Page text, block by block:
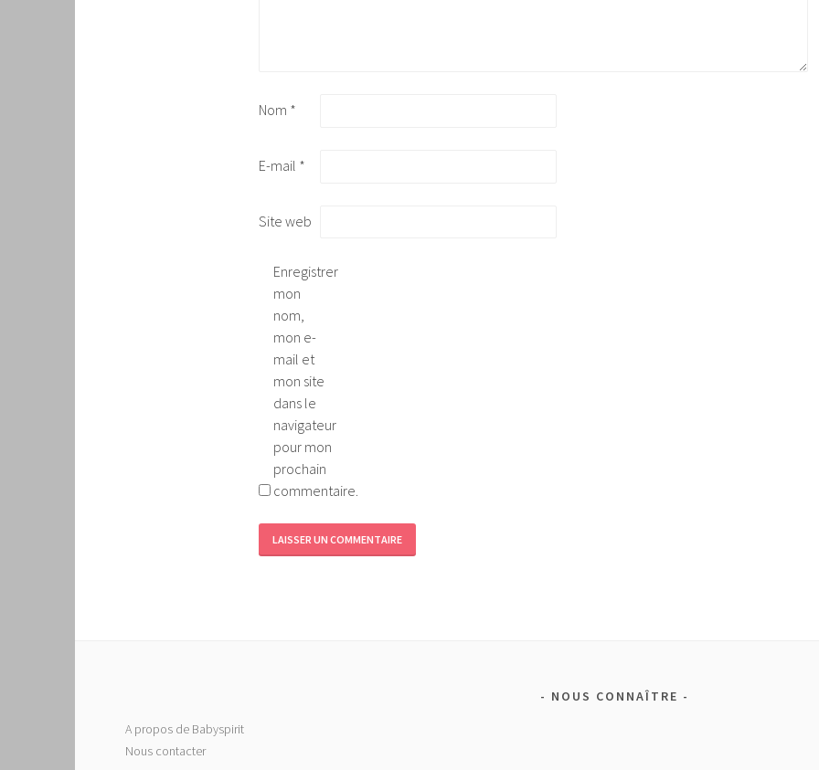
Nom *
E-mail *
Site web
Enregistrer
mon
nom,
mon e-
mail et
mon site
dans le
navigateur
pour mon
prochain
commentaire.
NOUS CONNAÎTRE
A propos de Babyspirit
Nous contacter